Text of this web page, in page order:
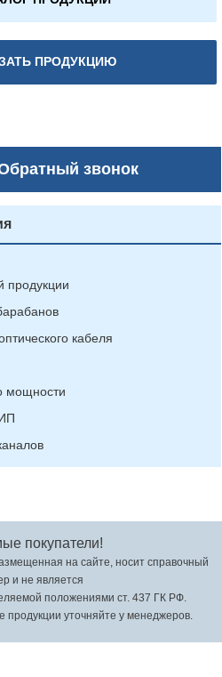
ПРОДУКЦИЮ
звонок
продукции
кабеля
мощности
покупатели!
на сайте, носит справочный
и не является
положениями ст. 437 ГК РФ.
продукции уточняйте у менеджеров.